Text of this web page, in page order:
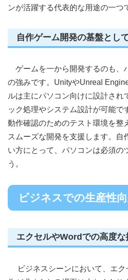
ンが活躍する代表的な用途の一つ
自作ゲーム開発の基盤とし
ゲームを一から開発するのも、
の強みです。UnityやUnreal
ルは主にパソコン向けに設計され
ック処理やシステム設計が可能で
動作確認のためのテスト環境を整
スムーズな開発を支援します。自
い方にとって、パソコンは必須の
う。
ビジネスでの生産性
エクセルやWordでの高度な
ビジネスシーンにおいて、エク